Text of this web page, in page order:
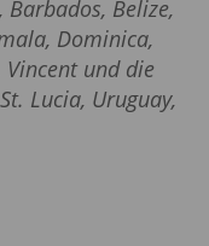
Belize,
Dominica,
Vincent und die
Lucia, Uruguay,